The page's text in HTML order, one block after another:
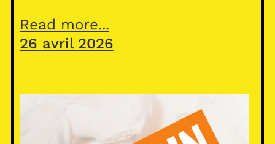
Read more...
26 avril 2026